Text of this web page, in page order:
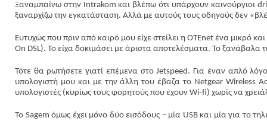
Ξαναμπαίνω στην Intrakom και βλέπω ότι υπάρχουν καινούργιοι
ξαναρχίζω την εγκατάσταση. Αλλά με αυτούς τους οδηγούς δεν
Ευτυχώς που πριν από καιρό μου είχε στείλει η OTEnet ένα μικρό
On DSL). Το είχα δοκιμάσει με άριστα αποτελέσματα. Το ξανάβαλα
Τότε θα ρωτήσετε γιατί επέμενα στο Jetspeed. Για έναν απλό
υπολογιστή μου και με την άλλη του έβαζα το Netgear Wireless
υπολογιστές (κυρίως τους φορητούς που έχουν Wi-fi) χωρίς να
Το Sagem όμως έχει μόνο δύο εισόδους – μία USB και μία για το